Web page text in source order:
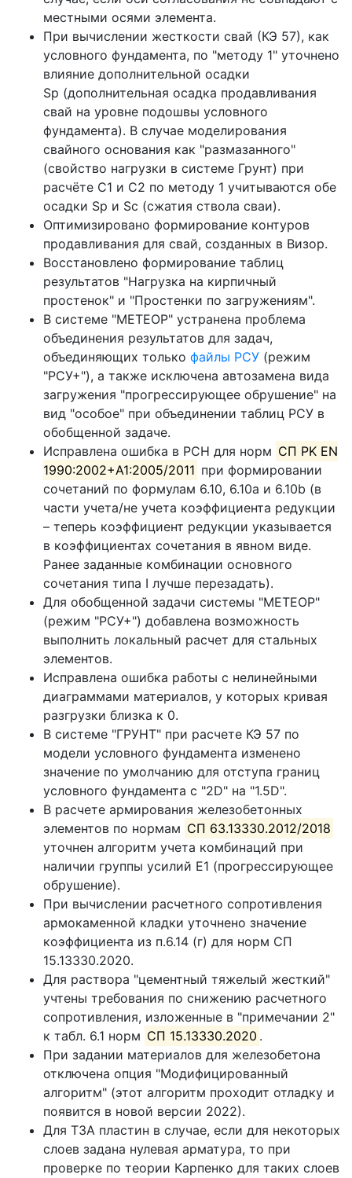
местными осями элемента.
При вычислении жесткости свай (КЭ 57), как
условного фундамента, по "методу 1" уточнено
влияние дополнительной осадки
Sp (дополнительная осадка продавливания
свай на уровне подошвы условного
фундамента). В случае моделирования
свайного основания как "размазанного"
(свойство нагрузки в системе Грунт) при
расчёте С1 и С2 по методу 1 учитываются обе
осадки Sp и Sc (сжатия ствола сваи).
Оптимизировано формирование контуров
продавливания для свай, созданных в Визор.
Восстановлено формирование таблиц
результатов "Нагрузка на кирпичный
простенок" и "Простенки по загружениям".
В системе "МЕТЕОР" устранена проблема
объединения результатов для задач,
объединяющих только файлы РСУ (режим
"РСУ+"), а также исключена автозамена вида
загружения "прогрессирующее обрушение" на
вид "особое" при объединении таблиц РСУ в
обобщенной задаче.
Исправлена ошибка в РСН для норм СП PK EN
1990:2002+A1:2005/2011 при формировании
сочетаний по формулам 6.10, 6.10a и 6.10b (в
части учета/не учета коэффициента редукции
– теперь коэффициент редукции указывается
в коэффициентах сочетания в явном виде.
Ранее заданные комбинации основного
сочетания типа I лучше перезадать).
Для обобщенной задачи системы "МЕТЕОР"
(режим "РСУ+") добавлена возможность
выполнить локальный расчет для стальных
элементов.
Исправлена ошибка работы с нелинейными
диаграммами материалов, у которых кривая
разгрузки близка к 0.
В системе "ГРУНТ" при расчете КЭ 57 по
модели условного фундамента изменено
значение по умолчанию для отступа границ
условного фундамента с "2D" на "1.5D".
В расчете армирования железобетонных
элементов по нормам СП 63.13330.2012/2018
уточнен алгоритм учета комбинаций при
наличии группы усилий Е1 (прогрессирующее
обрушение).
При вычислении расчетного сопротивления
армокаменной кладки уточнено значение
коэффициента из п.6.14 (г) для норм СП
15.13330.2020.
Для раствора "цементный тяжелый жесткий"
учтены требования по снижению расчетного
сопротивления, изложенные в "примечании 2"
к табл. 6.1 норм СП 15.13330.2020 .
При задании материалов для железобетона
отключена опция "Модифицированный
алгоритм" (этот алгоритм проходит отладку и
появится в новой версии 2022).
Для ТЗА пластин в случае, если для некоторых
слоев задана нулевая арматура, то при
проверке по теории Карпенко для таких слоев